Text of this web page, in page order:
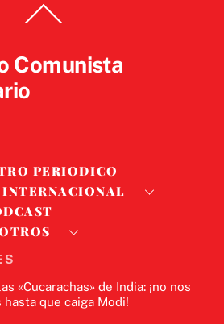
To
Comunista
PERIODICO
INTERNACIONAL
«Cucarachas» de India: ¡no nos
que caiga Modi!